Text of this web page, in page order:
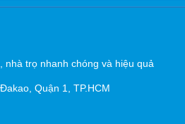
nhà trọ nhanh chóng và hiệu quả
Quận 1, TP.HCM